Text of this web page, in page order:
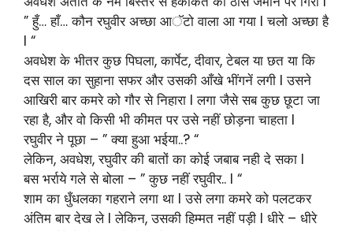
” हुँ… हाँ… कौन रघुवीर अच्छा आॅटो वाला आ गया l चलो अच्छा है
l “
अवधेश के भीतर कुछ पिघला, कार्पेट, दीवार, टेबल या छत या कि
दस साल का सुहाना सफर और उसकी आँखे भींगनें लगी l उसने
आखिरी बार कमरे को गौर से निहारा l लगा जैसे सब कुछ छूटा जा
रहा है, और वो किसी भी कीमत पर उसे नहीं छोड़ना चाहता l
रघुवीर ने पूछा – ” क्या हुआ भईया..? “
लेकिन, अवधेश, रघुवीर की बातों का कोई जबाब नही दे सका l
बस भर्राये गले से बोला – ” कुछ नहीं रघुवीर.. l “
शाम का धुँधलका गहराने लगा था l उसे लगा कमरे को पलटकर
अंतिम बार देख ले l लेकिन, उसकी हिम्मत नहीं पड़ी l धीरे – धीरे